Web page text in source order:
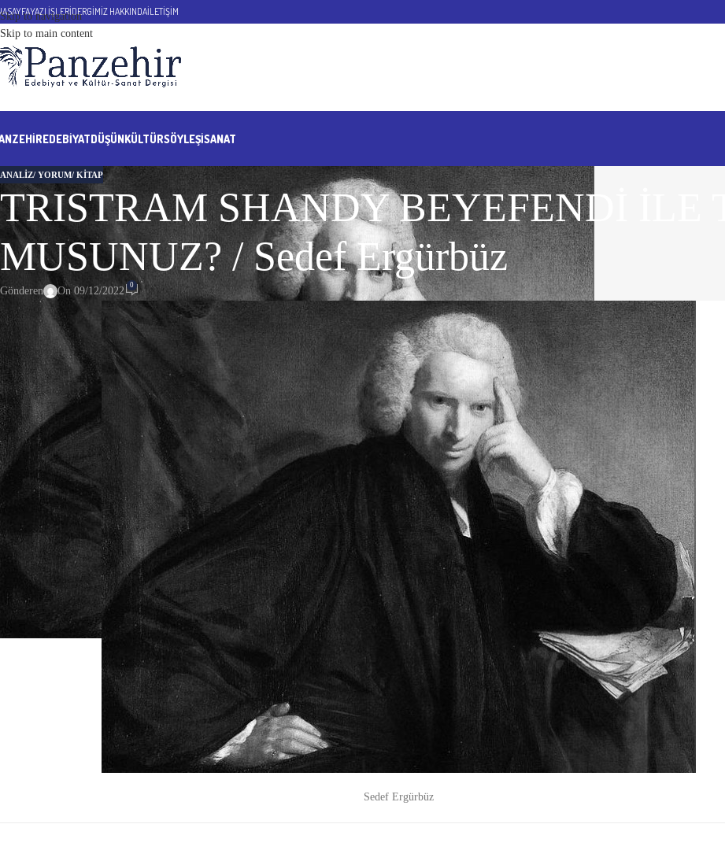
Skip to navigation
Skip to main content
YAZI İŞLERİDERGİMİZ HAKKINDAİLETİŞİM
EDEBİYATDÜŞÜNKÜLTÜRSÖYLEŞİSANAT
ANALIZ/ YORUM/ KITAP
TRISTRAM SHANDY BEYEFENDİ İLE
MUSUNUZ? / Sedef Ergürbüz
Gönderen On 09/12/2022 0
Sedef Ergürbüz